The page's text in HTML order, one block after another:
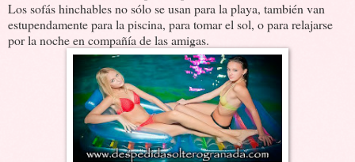
Los sofás hinchables no sólo se usan para la playa, también van
estupendamente para la piscina, para tomar el sol, o para relajarse
por la noche en compañía de las amigas.